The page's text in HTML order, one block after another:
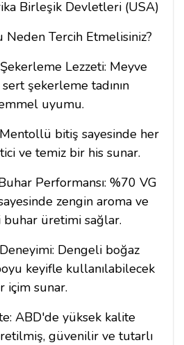
Birleşik Devletleri (USA)
Tercih Etmelisiniz?
Lezzeti: Meyve
şekerleme tadının
uyumu.
bitiş sayesinde her
ve temiz bir his sunar.
Performansı: %70 VG
zengin aroma ve
üretimi sağlar.
Dengeli boğaz
keyifle kullanılabilecek
içim sunar.
ABD'de yüksek kalite
güvenilir ve tutarlı